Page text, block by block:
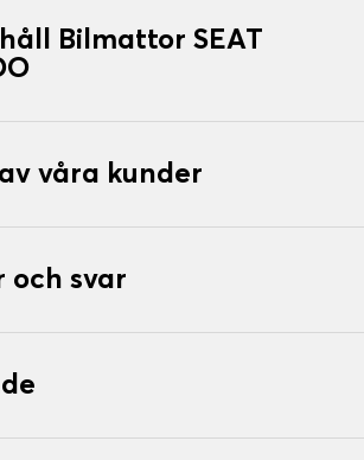
Bilmattor SEAT
våra kunder
och svar